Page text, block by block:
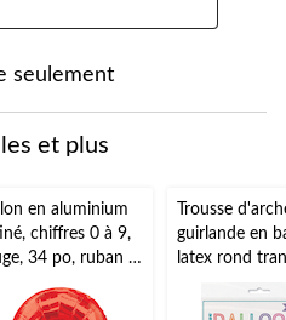
seulement
et plus
en aluminium
chiffres 0 à 9,
34 po, ruban et
Trousse
guirlande en
latex rond
bleu/blanc/